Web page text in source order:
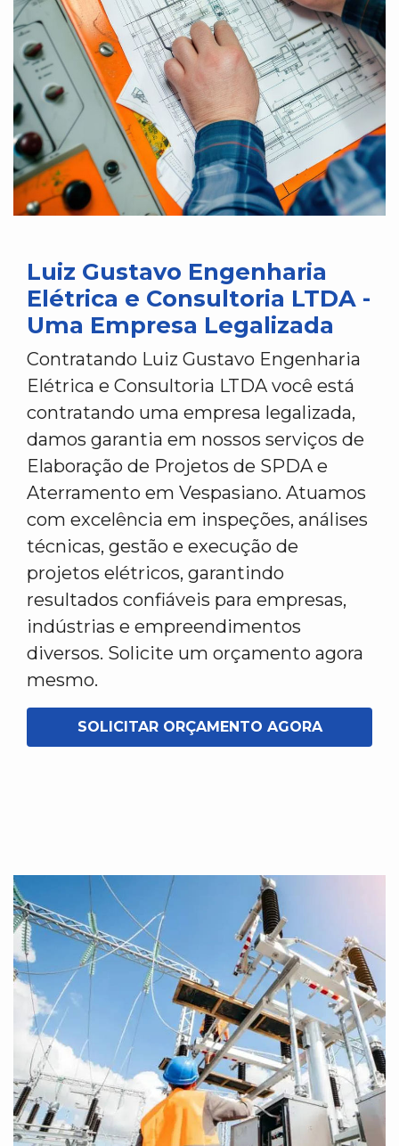
Luiz Gustavo Engenharia
Elétrica e Consultoria LTDA -
Uma Empresa Legalizada
Contratando Luiz Gustavo Engenharia
Elétrica e Consultoria LTDA você está
contratando uma empresa legalizada,
damos garantia em nossos serviços de
Elaboração de Projetos de SPDA e
Aterramento em Vespasiano. Atuamos
com excelência em inspeções, análises
técnicas, gestão e execução de
projetos elétricos, garantindo
resultados confiáveis para empresas,
indústrias e empreendimentos
diversos. Solicite um orçamento agora
mesmo.
SOLICITAR ORÇAMENTO AGORA